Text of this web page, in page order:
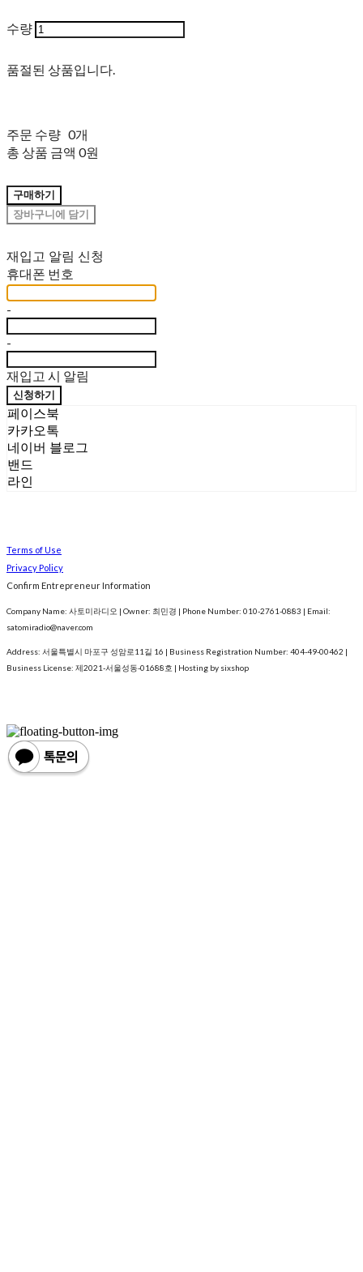
수량
품절된 상품입니다.
주문 수량 0개
총 상품 금액 0원
구매하기
장바구니에 담기
재입고 알림 신청
휴대폰 번호
-
-
재입고 시 알림
신청하기
페이스북
카카오톡
네이버 블로그
밴드
라인
Terms of Use
Privacy Policy
Confirm Entrepreneur Information
Company Name: 사토미라디오 | Owner: 최민경 | Phone Number: 010-2761-0883 | Email:
satomiradio@naver.com
Address: 서울특별시 마포구 성암로11길 16 | Business Registration Number: 404-49-00462 |
Business License: 제2021-서울성동-01688호 | Hosting by sixshop